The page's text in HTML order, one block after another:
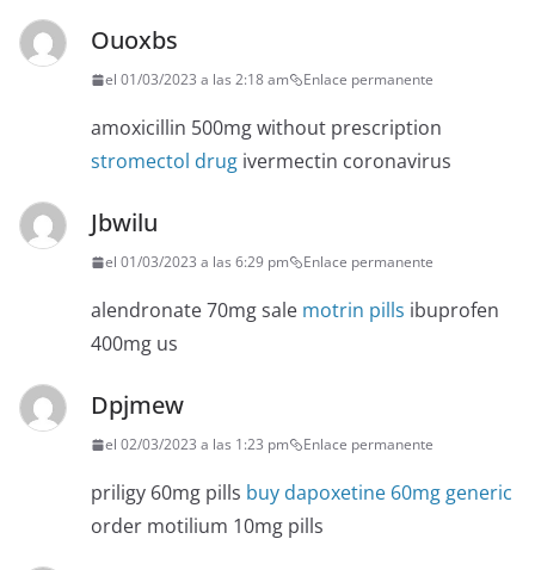
Ouoxbs
el 01/03/2023 a las 2:18 am Enlace permanente
amoxicillin 500mg without prescription
stromectol drug ivermectin coronavirus
Jbwilu
el 01/03/2023 a las 6:29 pm Enlace permanente
alendronate 70mg sale motrin pills ibuprofen
400mg us
Dpjmew
el 02/03/2023 a las 1:23 pm Enlace permanente
priligy 60mg pills buy dapoxetine 60mg generic
order motilium 10mg pills